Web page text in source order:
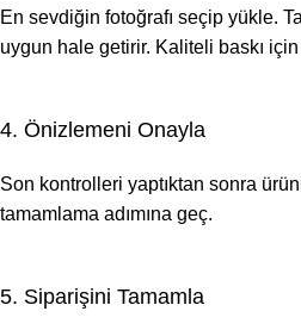
En sevdiğin fotoğrafı seçip yükle.
uygun hale getirir. Kaliteli baskı
4. Önizlemeni Onayla
Son kontrolleri yaptıktan sonra
tamamlama adımına geç.
5. Siparişini Tamamla